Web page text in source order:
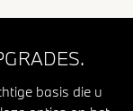
basis die u